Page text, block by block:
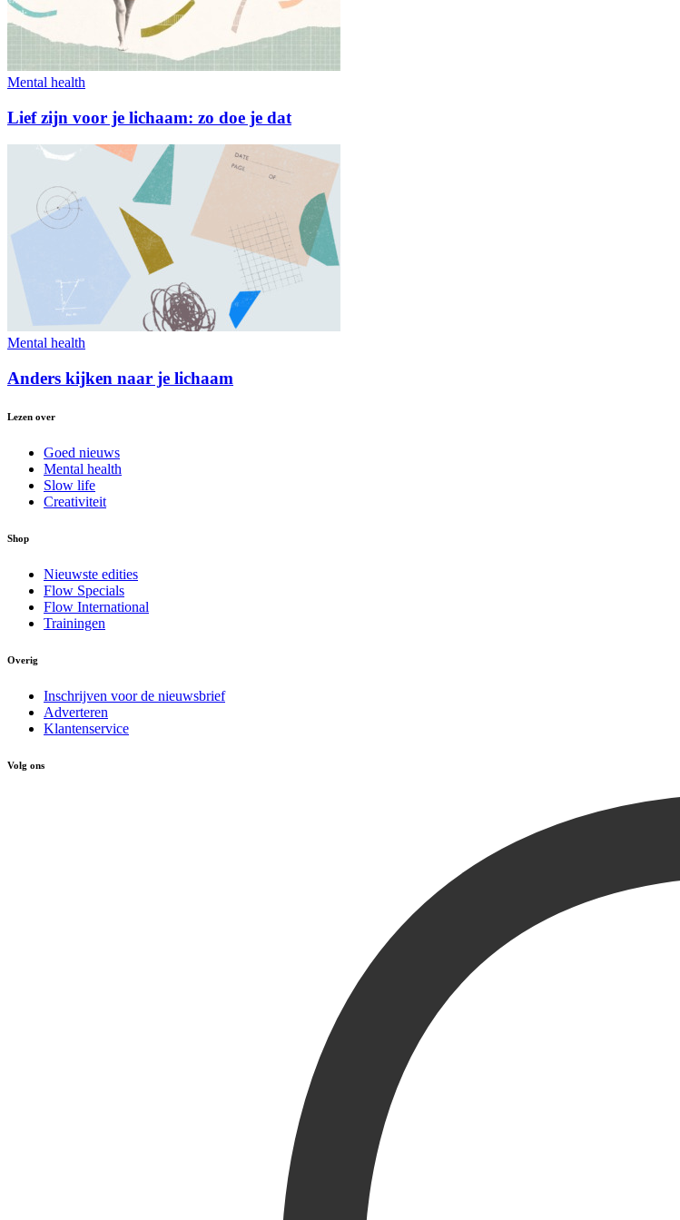
Mental health
Lief zijn voor je lichaam: zo doe je dat
Mental health
Anders kijken naar je lichaam
Lezen over
Goed nieuws
Mental health
Slow life
Creativiteit
Shop
Nieuwste edities
Flow Specials
Flow International
Trainingen
Overig
Inschrijven voor de nieuwsbrief
Adverteren
Klantenservice
Volg ons